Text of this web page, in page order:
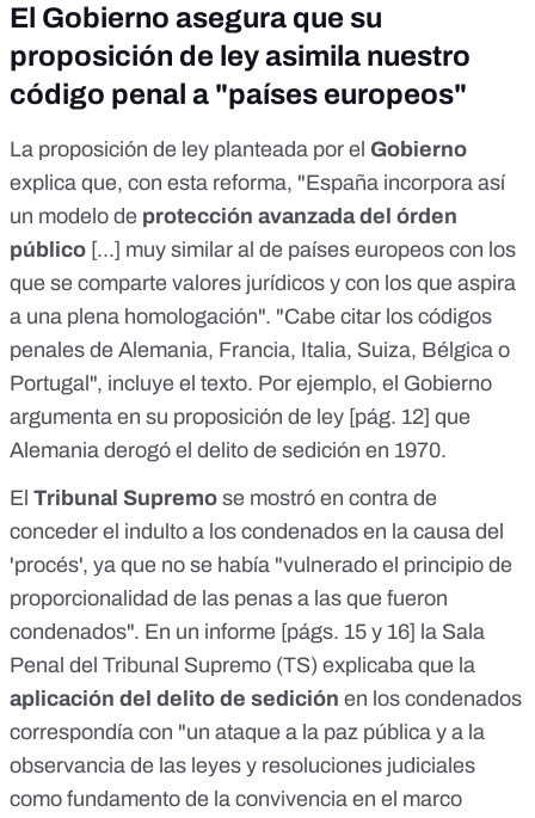
El Gobierno asegura que su
proposición de ley asimila nuestro
código penal a "países europeos"
La proposición de ley planteada por el Gobierno
explica que, con esta reforma, "España incorpora así
un modelo de protección avanzada del órden
público [...] muy similar al de países europeos con los
que se comparte valores jurídicos y con los que aspira
a una plena homologación". "Cabe citar los códigos
penales de Alemania, Francia, Italia, Suiza, Bélgica o
Portugal", incluye el texto. Por ejemplo, el Gobierno
argumenta en su proposición de ley [pág. 12] que
Alemania derogó el delito de sedición en 1970.
El Tribunal Supremo se mostró en contra de
conceder el indulto a los condenados en la causa del
'procés', ya que no se había "vulnerado el principio de
proporcionalidad de las penas a las que fueron
condenados". En un informe [págs. 15 y 16] la Sala
Penal del Tribunal Supremo (TS) explicaba que la
aplicación del delito de sedición en los condenados
correspondía con "un ataque a la paz pública y a la
observancia de las leyes y resoluciones judiciales
como fundamento de la convivencia en el marco